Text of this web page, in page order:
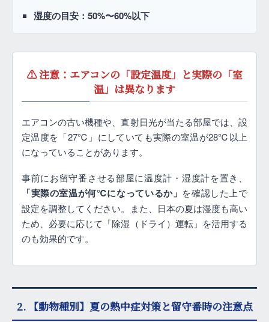
湿度の目安：50%〜60%以下
⚠️ 注意：エアコンの「設定温度」と実際の「室
温」は異なります
エアコンの古い機種や、直射日光が当たる部屋では、設
定温度を「27℃」にしていても実際の室温が28℃以上
になっていることがあります。
事前にお留守番させる部屋に温度計・湿度計を置き、
「実際の室温が何℃になっているか」 を確認した上で
設定を調整してください。また、日本の夏は湿度も高い
ため、必要に応じて「除湿（ドライ）運転」を活用する
のも効果的です。
2. 【動物種別】夏の熱中症対策と留守番時の注意点